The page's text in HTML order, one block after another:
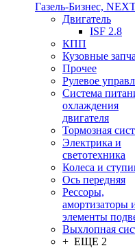
Газель-Бизнес,
Двигатель
ISF 2.8
КПП
Кузовные
Прочее
Рулевое
Система
охлаждения
двигателя
Тормозная
Электрика и
светотехника
Колеса и
Ось передняя
Рессоры,
амортизаторы
элементы
Выхлопная
+ ЕЩЕ 2